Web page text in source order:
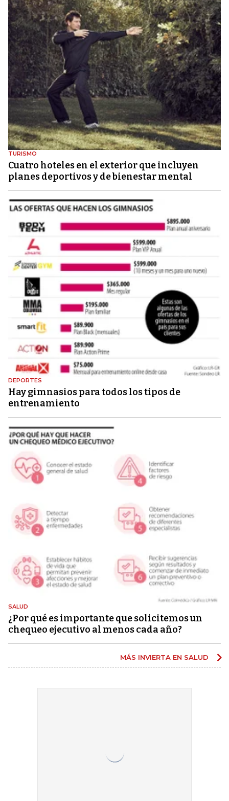
TURISMO
Cuatro hoteles en el exterior que incluyen
planes deportivos y de bienestar mental
DEPORTES
Hay gimnasios para todos los tipos de
entrenamiento
SALUD
¿Por qué es importante que solicitemos un
chequeo ejecutivo al menos cada año?
MÁS INVIERTA EN SALUD